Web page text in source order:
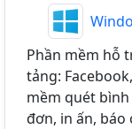
Phần mềm hỗ
tảng:
mềm quét
đơn, in ấn, báo